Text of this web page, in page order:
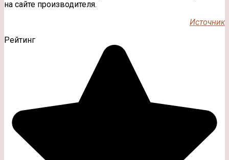
на сайте производителя.
Источник
Рейтинг